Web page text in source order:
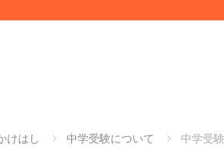
けはし 中学受験について 中学受